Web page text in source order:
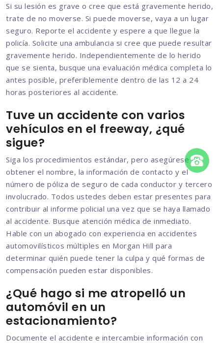
Si su lesión es grave o cree que está gravemente herido,
trate de no moverse. Si puede moverse, vaya a un lugar
seguro. Reporte el accidente y espere a que llegue la
policía. Solicite una ambulancia si cree que puede resultar
gravemente herido. Independientemente de lo herido
que se sienta, busque una evaluación médica completa lo
antes posible, preferiblemente dentro de las 12 a 24
horas posteriores al accidente.
Tuve un accidente con varios
vehículos en el freeway, ¿qué
sigue?
Siga los procedimientos estándar, pero asegúrese de
obtener el nombre, la información de contacto y el
número de póliza de seguro de cada conductor y tercero
involucrado. Todos ustedes deben estar presentes para
contribuir al informe policial una vez que se haya llamado
al accidente. Busque atención médica de inmediato.
Hable con un abogado con experiencia en accidentes
automovilísticos múltiples en Morgan Hill para
determinar quién puede tener la culpa y qué formas de
compensación pueden estar disponibles.
¿Qué hago si me atropelló un
automóvil en un
estacionamiento?
Documente el accidente e intercambie información con